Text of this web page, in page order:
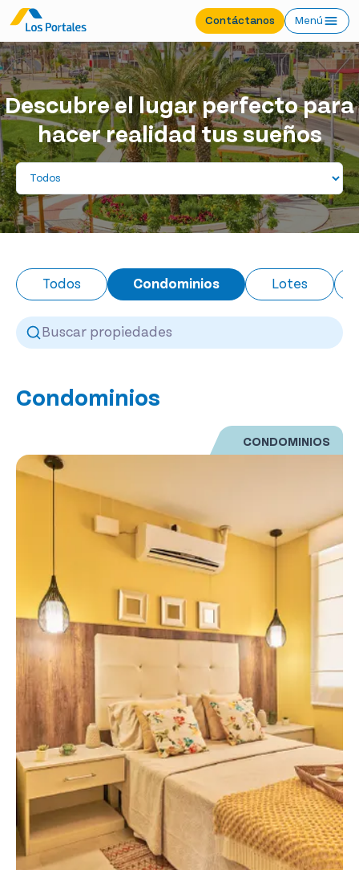
Contáctanos Menú
Descubre el lugar perfecto para
hacer realidad tus sueños
Todos Condominios Lotes
Condominios
CONDOMINIOS